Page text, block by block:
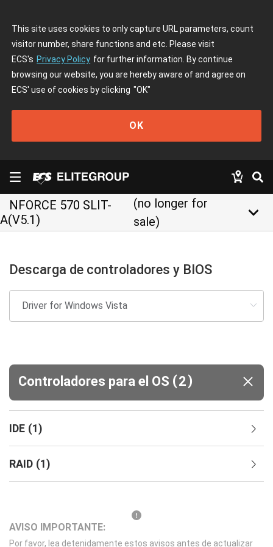
This site uses cookies to only capture URL parameters, count
visitor number, share functions and etc. Please visit
ECS's Privacy Policy for further information. By continue
browsing our website, you are hereby aware of and agree on
ECS' use of cookies by clicking "OK"
OK
NFORCE 570 SLIT-
A(V5.1)
(no longer for
sale)
keyboard_arrow_down
Descarga de controladores y BIOS
Controladores para el OS (2)
IDE (1)
RAID (1)
AVISO IMPORTANTE:
Por favor, lea detenidamente estos avisos antes de actualizar